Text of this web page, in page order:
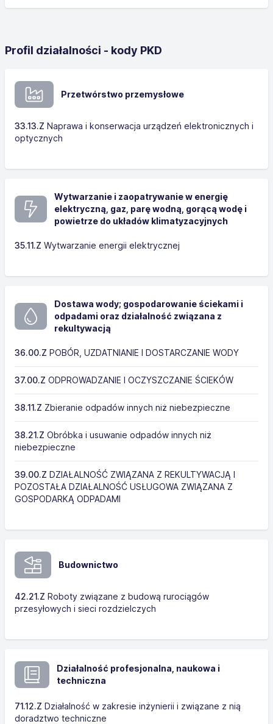
Profil działalności - kody PKD
Przetwórstwo przemysłowe
33.13.Z Naprawa i konserwacja urządzeń elektronicznych i
optycznych
Wytwarzanie i zaopatrywanie w energię
elektryczną, gaz, parę wodną, gorącą wodę i
powietrze do układów klimatyzacyjnych
35.11.Z Wytwarzanie energii elektrycznej
Dostawa wody; gospodarowanie ściekami i
odpadami oraz działalność związana z
rekultywacją
36.00.Z POBÓR, UZDATNIANIE I DOSTARCZANIE WODY
37.00.Z ODPROWADZANIE I OCZYSZCZANIE ŚCIEKÓW
38.11.Z Zbieranie odpadów innych niż niebezpieczne
38.21.Z Obróbka i usuwanie odpadów innych niż
niebezpieczne
39.00.Z DZIAŁALNOŚĆ ZWIĄZANA Z REKULTYWACJĄ I
POZOSTAŁA DZIAŁALNOŚĆ USŁUGOWA ZWIĄZANA Z
GOSPODARKĄ ODPADAMI
Budownictwo
42.21.Z Roboty związane z budową rurociągów
przesyłowych i sieci rozdzielczych
Działalność profesjonalna, naukowa i
techniczna
71.12.Z Działalność w zakresie inżynierii i związane z nią
doradztwo techniczne